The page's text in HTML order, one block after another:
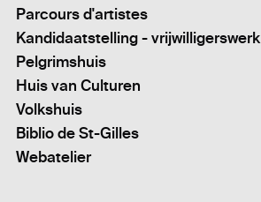
Parcours d'artistes
Kandidaatstelling - vrijwilligerswerk
Pelgrimshuis
Huis van Culturen
Volkshuis
Biblio de St-Gilles
Webatelier